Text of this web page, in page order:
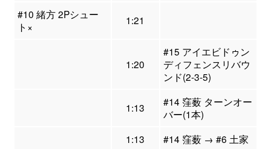
#10 緒方 2Pシュー
ト×
1:21
1:20
#15 アイエビドゥン
ディフェンスリバウ
ンド(2-3-5)
1:13
#14 窪薮 ターンオー
バー(1本)
1:13
#14 窪薮 → #6 土家